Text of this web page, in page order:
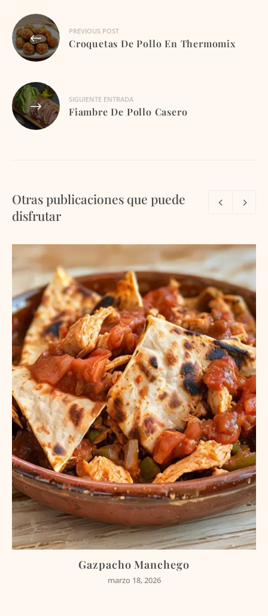
Navegación
de
entradas
PREVIOUS POST
Croquetas De Pollo En Thermomix
SIGUIENTE ENTRADA
Fiambre De Pollo Casero
Otras publicaciones que puede
disfrutar
Gazpacho Manchego
marzo 18, 2026